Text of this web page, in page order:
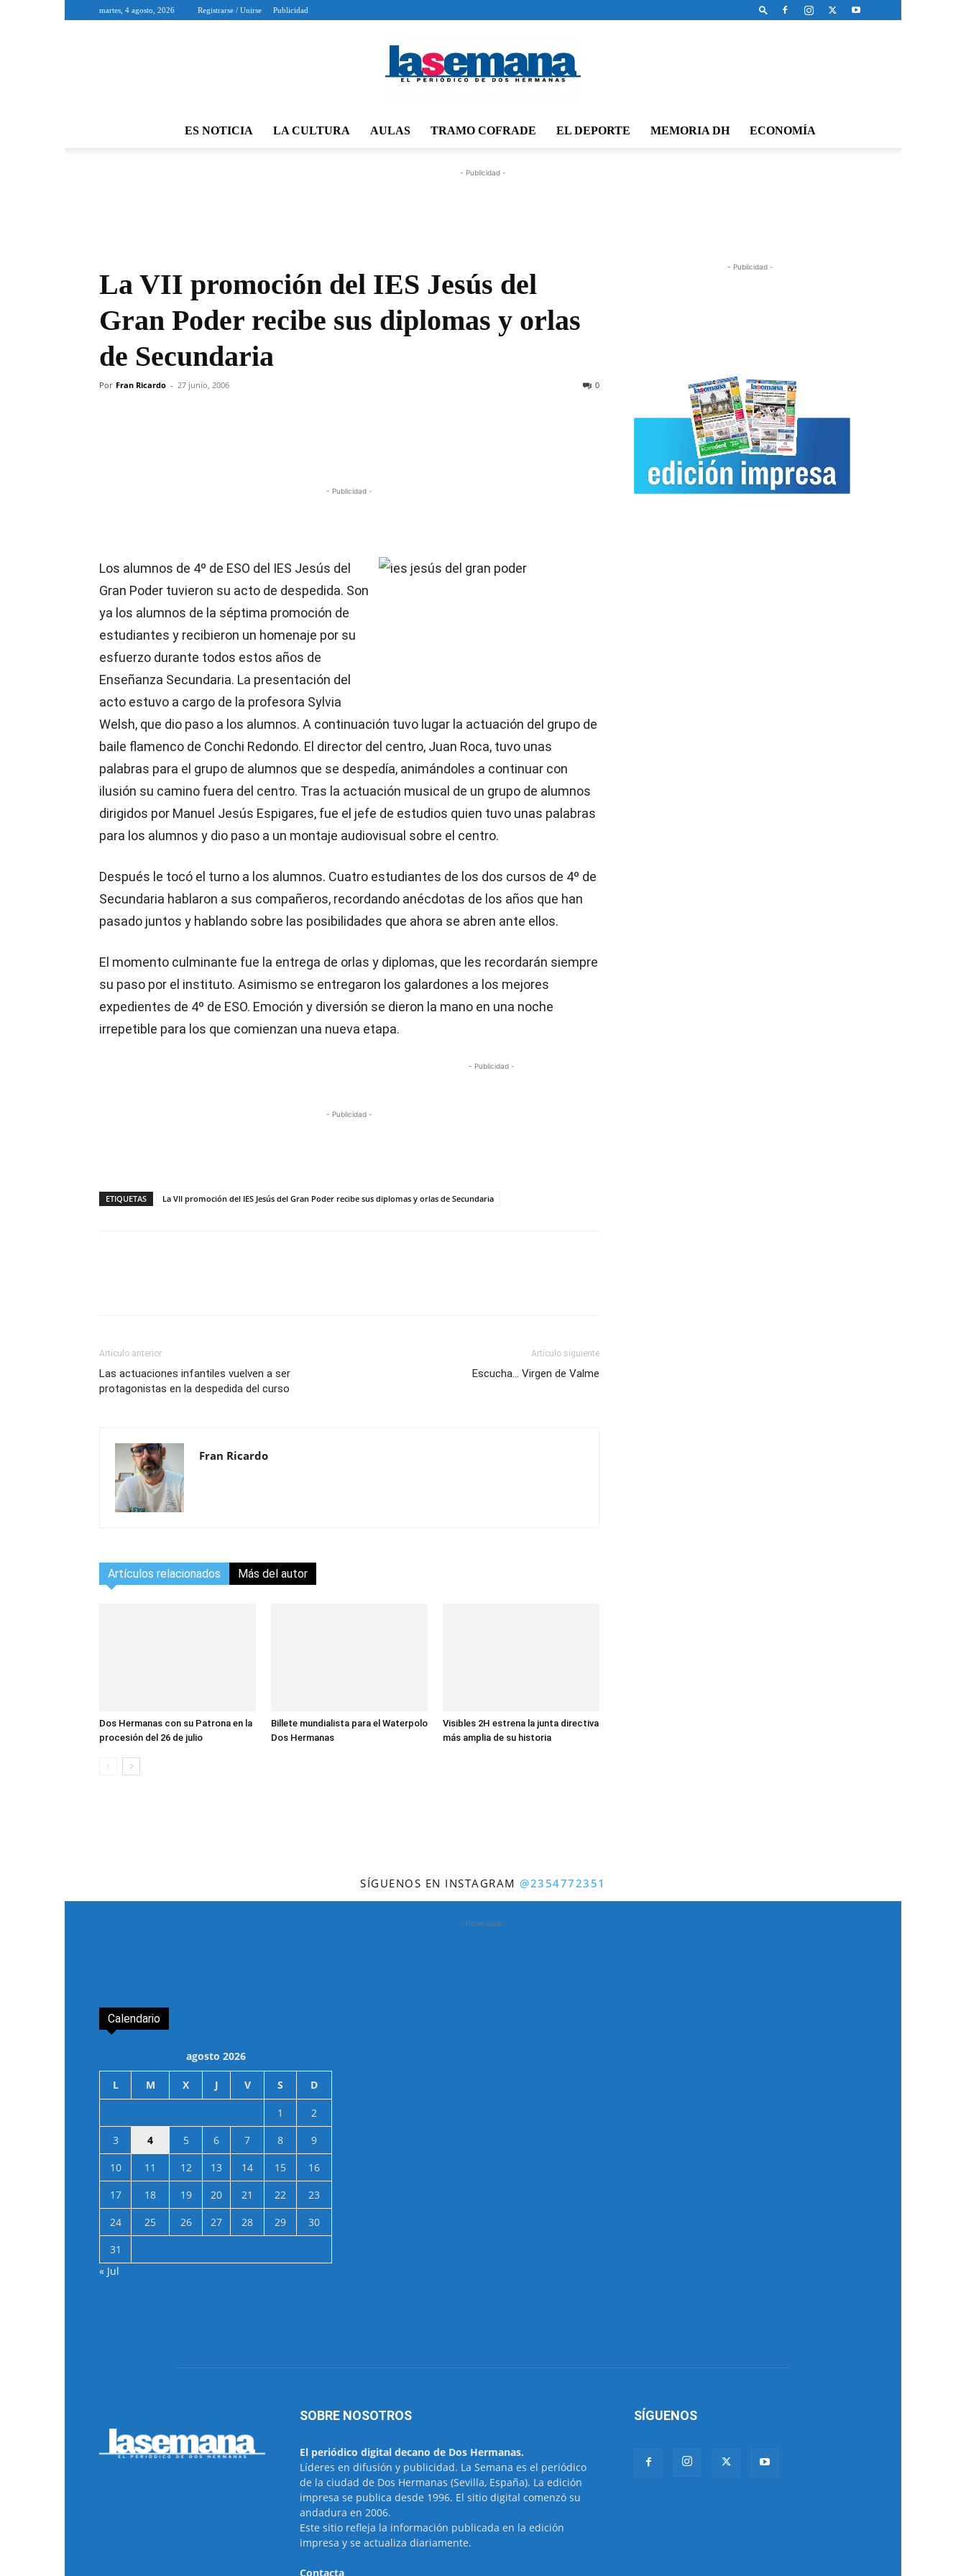
martes, 4 agosto, 2026 Registrarse / Unirse Publicidad
Semana
ES NOTICIA LA CULTURA AULAS TRAMO COFRADE EL DEPORTE MEMORIA DH ECONOMÍA
- Publicidad -
La VII promoción del IES Jesús del
Gran Poder recibe sus diplomas y orlas
de Secundaria
Por Fran Ricardo - 27 junio, 2006 0
- Publicidad -
Los alumnos de 4º de ESO del IES Jesús del
Gran Poder tuvieron su acto de despedida. Son
ya los alumnos de la séptima promoción de
estudiantes y recibieron un homenaje por su
esfuerzo durante todos estos años de
Enseñanza Secundaria. La presentación del
acto estuvo a cargo de la profesora Sylvia
Welsh, que dio paso a los alumnos. A continuación tuvo lugar la actuación del grupo de
baile flamenco de Conchi Redondo. El director del centro, Juan Roca, tuvo unas
palabras para el grupo de alumnos que se despedía, animándoles a continuar con
ilusión su camino fuera del centro. Tras la actuación musical de un grupo de alumnos
dirigidos por Manuel Jesús Espigares, fue el jefe de estudios quien tuvo unas palabras
para los alumnos y dio paso a un montaje audiovisual sobre el centro.
Después le tocó el turno a los alumnos. Cuatro estudiantes de los dos cursos de 4º de
Secundaria hablaron a sus compañeros, recordando anécdotas de los años que han
pasado juntos y hablando sobre las posibilidades que ahora se abren ante ellos.
El momento culminante fue la entrega de orlas y diplomas, que les recordarán siempre
su paso por el instituto. Asimismo se entregaron los galardones a los mejores
expedientes de 4º de ESO. Emoción y diversión se dieron la mano en una noche
irrepetible para los que comienzan una nueva etapa.
- Publicidad -
- Publicidad -
ETIQUETAS La VII promoción del IES Jesús del Gran Poder recibe sus diplomas y orlas de Secundaria
Artículo anterior
Las actuaciones infantiles vuelven a ser
protagonistas en la despedida del curso
Artículo siguiente
Escucha… Virgen de Valme
Fran Ricardo
Artículos relacionados Más del autor
Dos Hermanas con su Patrona en la
procesión del 26 de julio
Billete mundialista para el Waterpolo
Dos Hermanas
Visibles 2H estrena la junta directiva
más amplia de su historia
- Publicidad -
SÍGUENOS EN INSTAGRAM@2354772351
- Publicidad -
Calendario
agosto 2026
L M X J V S D
1
2
3
4 5 6 7 8
9
10
11 12 13 14 15
16
17
18 19 20 21 22
23
24
25 26 27 28 29
30
31
« Jul
SOBRE NOSOTROS
El periódico digital decano de Dos Hermanas.
Líderes en difusión y publicidad. La Semana es el periódico
de la ciudad de Dos Hermanas (Sevilla, España). La edición
impresa se publica desde 1996. El sitio digital comenzó su
andadura en 2006.
Este sitio refleja la información publicada en la edición
impresa y se actualiza diariamente.
Contacta
SÍGUENOS